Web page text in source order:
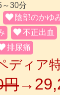
30分
陰部のかゆ
不正出血
排尿痛
ディア
円